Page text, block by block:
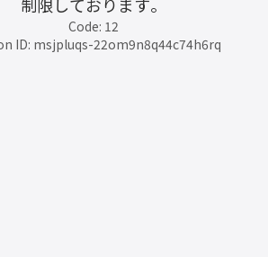
Code: 12
ID: msjpluqs-22om9n8q44c74h6rq